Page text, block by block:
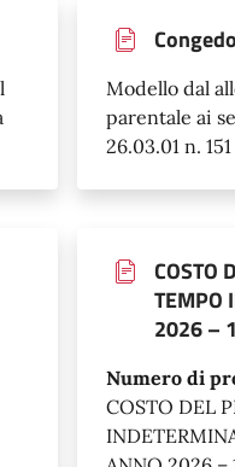
Modello dal
parentale ai
26.03.01 n. 151
COSTO
TEMPO
2026 –
Numero di
COSTO DEL